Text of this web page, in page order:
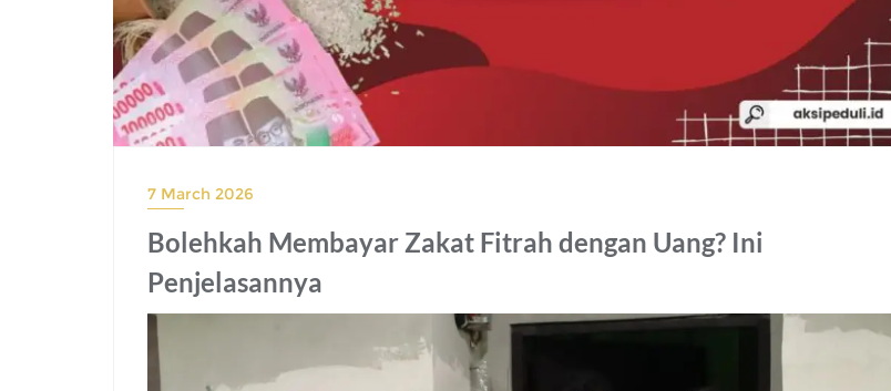
7 March 2026
Bolehkah Membayar Zakat Fitrah dengan Uang? Ini
Penjelasannya